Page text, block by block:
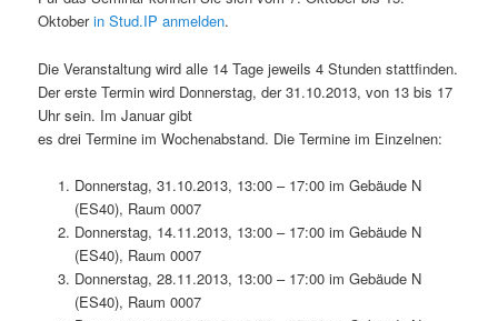
Oktoberin Stud.IP anmelden.
Die Veranstaltung wird alle 14 Tage jeweils 4 Stunden stattfinden.
Der erste Termin wird Donnerstag, der 31.10.2013, von 13 bis 17
Uhr sein. Im Januar gibt
es drei Termine im Wochenabstand. Die Termine im Einzelnen:
Donnerstag, 31.10.2013, 13:00 – 17:00 im Gebäude N
(ES40), Raum 0007
Donnerstag, 14.11.2013, 13:00 – 17:00 im Gebäude N
(ES40), Raum 0007
Donnerstag, 28.11.2013, 13:00 – 17:00 im Gebäude N
(ES40), Raum 0007